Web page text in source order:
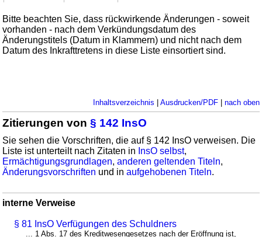
Bitte beachten Sie, dass rückwirkende Änderungen - soweit
vorhanden - nach dem Verkündungsdatum des
Änderungstitels (Datum in Klammern) und nicht nach dem
Datum des Inkrafttretens in diese Liste einsortiert sind.
Inhaltsverzeichnis | Ausdrucken/PDF| nach oben
Zitierungen von§ 142 InsO
Sie sehen die Vorschriften, die auf § 142 InsO verweisen. Die
Liste ist unterteilt nach Zitaten in InsO selbst,
Ermächtigungsgrundlagen,anderen geltenden Titeln,
Änderungsvorschriften und inaufgehobenen Titeln.
interne Verweise
§ 81 InsO Verfügungen des Schuldners
... 1 Abs. 17 des Kreditwesengesetzes nach der Eröffnung ist,